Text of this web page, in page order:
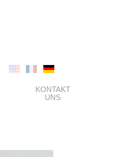
KONTAKT
UNS